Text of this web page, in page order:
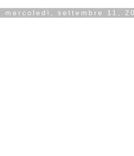
mercoledì, settembre 11,